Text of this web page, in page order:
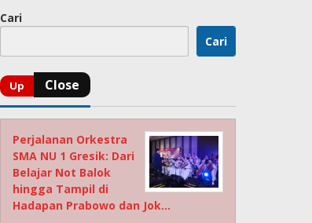
Cari
Cari
Perjalanan Orkestra
SMA NU 1 Gresik: Dari
Belajar Not Balok
hingga Tampil di
Hadapan Prabowo dan Jok…